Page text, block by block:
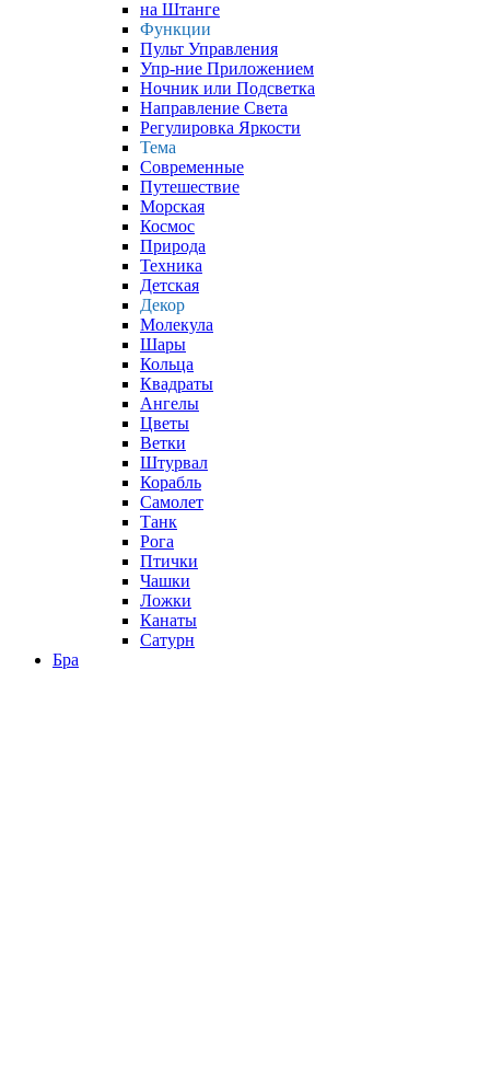
на Штанге
Функции
Пульт Управления
Упр-ние Приложением
Ночник или Подсветка
Направление Света
Регулировка Яркости
Тема
Современные
Путешествие
Морская
Космос
Природа
Техника
Детская
Декор
Молекула
Шары
Кольца
Квадраты
Ангелы
Цветы
Ветки
Штурвал
Корабль
Самолет
Танк
Рога
Птички
Чашки
Ложки
Канаты
Сатурн
Бра